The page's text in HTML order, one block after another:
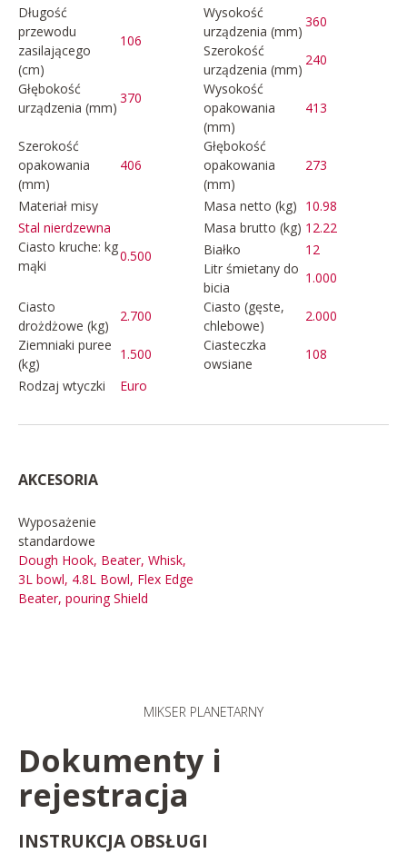
Długość
przewodu
zasilającego
(cm)
106
Wysokość
urządzenia (mm)
360
Szerokość
urządzenia (mm)
240
Głębokość
urządzenia (mm)
370
Wysokość
opakowania
(mm)
413
Szerokość
opakowania
(mm)
406
Głębokość
opakowania
(mm)
273
Materiał misy
Stal nierdzewna
Masa netto (kg) 10.98
Masa brutto (kg) 12.22
Ciasto kruche: kg
mąki
0.500 Białko
12
Litr śmietany do
bicia
1.000
Ciasto
drożdżowe (kg)
2.700
Ciasto (gęste,
chlebowe)
2.000
Ziemniaki puree
(kg)
1.500
Ciasteczka
owsiane
108
Rodzaj wtyczki
Euro
AKCESORIA
Wyposażenie
standardowe
Dough Hook, Beater, Whisk,
3L bowl, 4.8L Bowl, Flex Edge
Beater, pouring Shield
MIKSER PLANETARNY​
Dokumenty i
rejestracja
INSTRUKCJA OBSŁUGI